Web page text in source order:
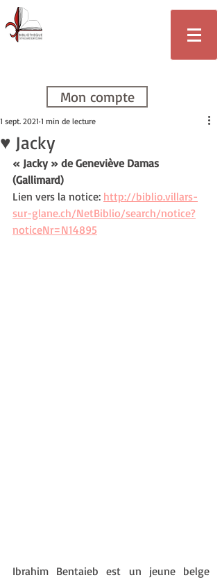
Mon compte
♥ Jacky
1 sept. 2021 1 min de lecture
« Jacky » de Geneviève Damas
(Gallimard)
Lien vers la notice: http://biblio.villars-
sur-glane.ch/NetBiblio/search/notice?
noticeNr=N14895
Ibrahim Bentaieb est un jeune belge